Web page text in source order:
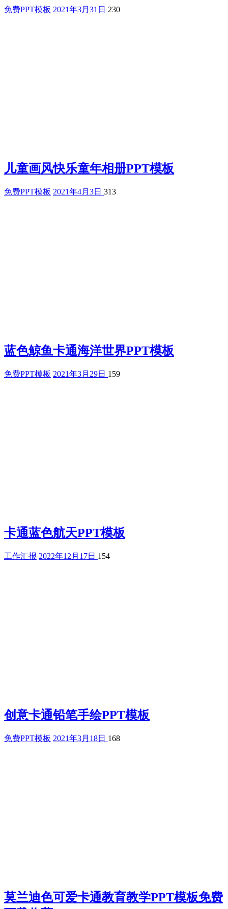
免费PPT模板 2021年3月31日 230
儿童画风快乐童年相册PPT模板
免费PPT模板 2021年4月3日 313
蓝色鲸鱼卡通海洋世界PPT模板
免费PPT模板 2021年3月29日 159
卡通蓝色航天PPT模板
工作汇报 2022年12月17日 154
创意卡通铅笔手绘PPT模板
免费PPT模板 2021年3月18日 168
莫兰迪色可爱卡通教育教学PPT模板免费